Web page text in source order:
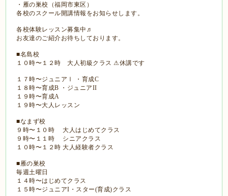
・雁の巣校（福岡市東区）
各校のスクール開講情報をお知らせします。
各校体験レッスン募集中♬
お友達のご紹介お待ちしております。
■名島校
１０時〜１２時 大人初級クラス ⚠休講です
１７時〜ジュニアⅠ ・育成C
１８時〜育成B ・ジュニアII
１９時〜育成A
１９時〜大人レッスン
■なまず校
９時〜１０時 大人はじめてクラス
９時〜１１時 シニアクラス
１０時〜１２時 大人経験者クラス
■雁の巣校
毎週土曜日
１４時〜はじめてクラス
１５時〜ジュニアI・スター(育成)クラス